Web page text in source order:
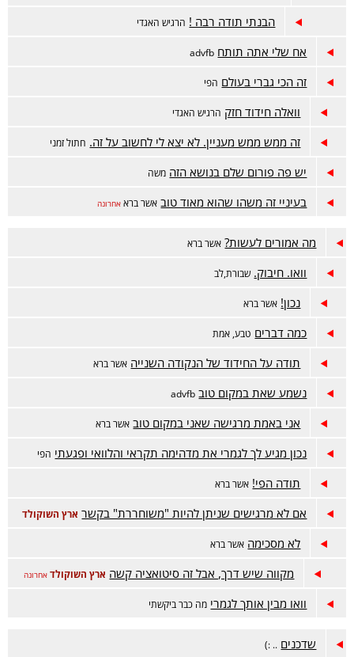
הבנתי תודה רבה ! הרגיש האגדי
אח שלי אתה תותח advfb
זה הכי גברי בעולם הפי
וואלה חידוד חזק הרגיש האגדי
זה ממש ממש מעניין. לא יצא לי לחשוב על זה. חתול זמני
יש פה פורום שלם בנושא הזה משה
בעיניי זה משהו שהוא מאוד טוב אשר ברא אחרונה
מה אמורים לעשות? אשר ברא
וואו. חיבוק. שבורת,לב
נכון! אשר ברא
כמה דברים טבע, אמת
תודה על החידוד של הנקודה השנייה אשר ברא
נשמע שאת במקום טוב advfb
אני באמת מרגישה שאני במקום טוב אשר ברא
נכון מגיע לך לגמרי את מדהימה תקראי והלוואי ופגעתי הפי
תודה הפי! אשר ברא
אם לא מרגישים שניתן להיות "משוחררת" בקשר ארץ השוקולד
לא מסכימה אשר ברא
מקווה שיש דרך, אבל זה סיטואציה קשה ארץ השוקולד אחרונה
וואו מבין אותך לגמרי מה כבר ביקשתי
שדכנים .. :)